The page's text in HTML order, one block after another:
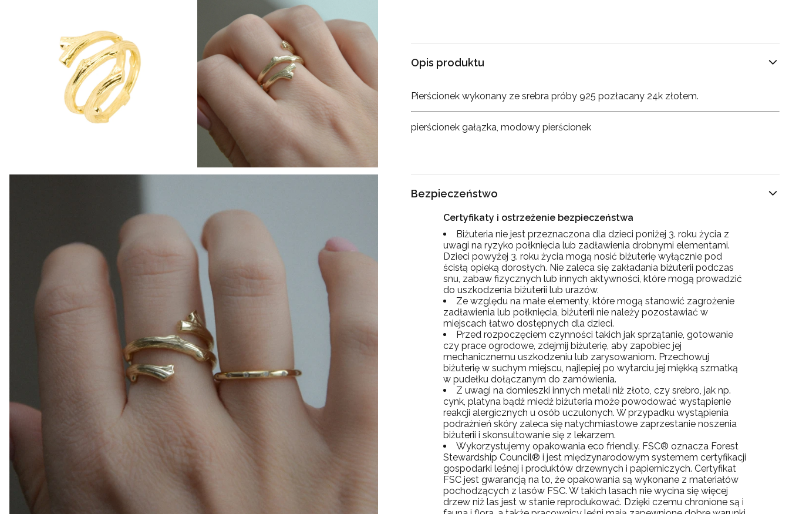
Opis produktu
Pierścionek wykonany ze srebra próby 925 pozłacany 24k złotem.
pierścionek gałązka, modowy pierścionek
Bezpieczeństwo
Certyfikaty i ostrzeżenie bezpieczeństwa
Biżuteria nie jest przeznaczona dla dzieci poniżej 3. roku życia z
uwagi na ryzyko połknięcia lub zadławienia drobnymi elementami.
Dzieci powyżej 3. roku życia mogą nosić biżuterię wyłącznie pod
ścisłą opieką dorosłych. Nie zaleca się zakładania biżuterii podczas
snu, zabaw fizycznych lub innych aktywności, które mogą prowadzić
do uszkodzenia biżuterii lub urazów.
Ze względu na małe elementy, które mogą stanowić zagrożenie
zadławienia lub połknięcia, biżuterii nie należy pozostawiać w
miejscach łatwo dostępnych dla dzieci.
Przed rozpoczęciem czynności takich jak sprzątanie, gotowanie
czy prace ogrodowe, zdejmij biżuterię, aby zapobiec jej
mechanicznemu uszkodzeniu lub zarysowaniom. Przechowuj
biżuterię w suchym miejscu, najlepiej po wytarciu jej miękką szmatką
w pudełku dołączanym do zamówienia.
Z uwagi na domieszki innych metali niż złoto, czy srebro, jak np.
cynk, platyna bądź miedź biżuteria może powodować wystąpienie
reakcji alergicznych u osób uczulonych. W przypadku wystąpienia
podrażnień skóry zaleca się natychmiastowe zaprzestanie noszenia
biżuterii i skonsultowanie się z lekarzem.
Wykorzystujemy opakowania eco friendly. FSC® oznacza Forest
Stewardship Council® i jest międzynarodowym systemem certyfikacji
gospodarki leśnej i produktów drzewnych i papierniczych. Certyfikat
FSC jest gwarancją na to, że opakowania są wykonane z materiałów
pochodzących z lasów FSC. W takich lasach nie wycina się więcej
drzew niż las jest w stanie reprodukować. Dzięki czemu chronione są i